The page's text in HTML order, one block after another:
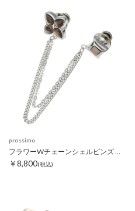
prossimo
フラワーWチェーンシェルピンズ ブラック
￥8,800(税込)